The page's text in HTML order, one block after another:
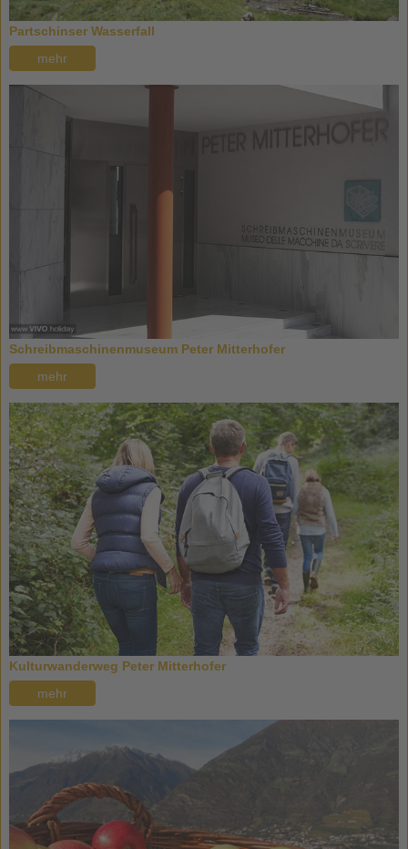
Partschinser Wasserfall
mehr
Schreibmaschinenmuseum Peter Mitterhofer
mehr
Kulturwanderweg Peter Mitterhofer
mehr